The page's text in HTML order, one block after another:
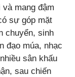
mang đậm
sự góp mặt
chuyển, sinh
đạo múa, nhạc
sân khấu
sau chiến